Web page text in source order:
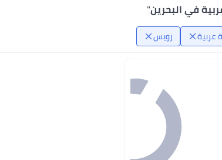
في البحرين"
عربية رويس